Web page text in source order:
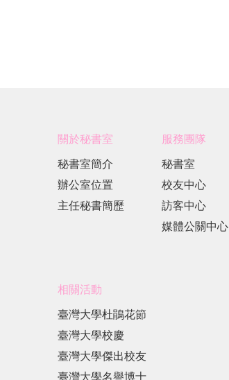
關於秘書室
秘書室簡介
辦公室位置
主任秘書簡歷
服務團隊
秘書室
校友中心
訪客中心
媒體公關中心
相關活動
臺灣大學杜鵑花節
臺灣大學校慶
臺灣大學傑出校友
臺灣大學名譽博士